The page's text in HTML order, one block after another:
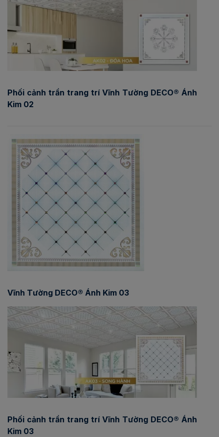
Phối cảnh trần trang trí Vĩnh Tường DECO® Ánh
Kim 02
Vĩnh Tường DECO® Ánh Kim 03
Phối cảnh trần trang trí Vĩnh Tường DECO® Ánh
Kim 03